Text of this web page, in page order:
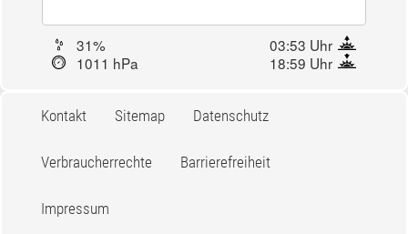
31%
03:53 Uhr
1011 hPa
18:59 Uhr
Kontakt Sitemap Datenschutz
Verbraucherrechte Barrierefreiheit
Impressum